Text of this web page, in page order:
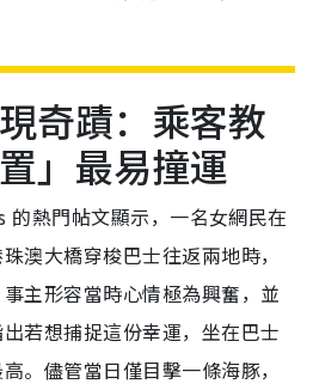
奇蹟：乘客教
」最易撞運
熱門帖文顯示，一名女網民在
澳大橋穿梭巴士往返兩地時，
主形容當時心情極為興奮，並
若想捕捉這份幸運，坐在巴士
。儘管當日僅目擊一條海豚，